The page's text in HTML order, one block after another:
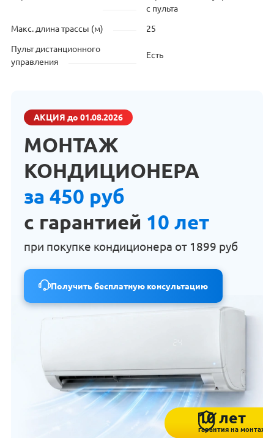
с пульта
Макс. длина трассы (м) 25
Пульт дистанционного
управления
Есть
АКЦИЯ до 01.08.2026
МОНТАЖ
КОНДИЦИОНЕРА
за 450 руб
с гарантией 10 лет
при покупке кондиционера от 1899 руб
Получить бесплатную консультацию
10 лет
гарантия на монтаж